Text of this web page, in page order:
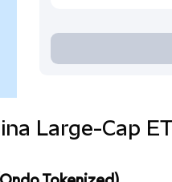
Large-Cap